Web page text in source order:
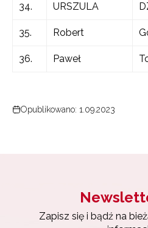
34. URSZULA
35. Robert
36. Paweł
Opublikowano: 1.09.2023
Zapisz się i bądź na